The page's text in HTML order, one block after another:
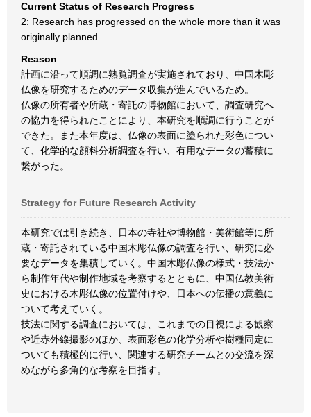
Current Status of Research Progress
2: Research has progressed on the whole more than it was
originally planned.
Reason
計画に沿って順調に熟覧調査が実施されており、中国木彫
仏像を研究するためのデータ収集が進んでいるため。
仏像の所有者や所蔵・寄託の博物館において、調査研究へ
の協力を得られたことにより、本研究を順調に行うことが
できた。また本年度は、仏像の表面に塗られた彩色につい
て、化学的な顔料分析調査を行い、有用なデータの蓄積に
繋がった。
Strategy for Future Research Activity
本研究では引き続き、日本の寺社や博物館・美術館等に所
蔵・寄託されている中国木彫仏像の調査を行い、研究に必
要なデータを集積していく。中国木彫仏像の様式・技法か
ら制作年代や制作地域を考察するとともに、中国仏教美術
史における木彫仏像の位置付けや、日本への伝播の意義に
ついて考えていく。
技法に関する調査においては、これまでの目視による観察
や近赤外線撮影のほか、表面彩色の化学分析や樹種同定に
ついても積極的に行い、関連する研究チームとの交流を深
めながら多角的な考察を目指す。